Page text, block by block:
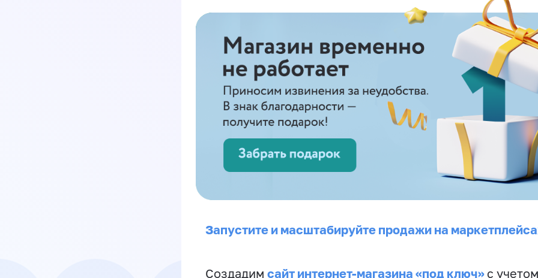
Запустите и масштабируйте продажи на
Создадим сайт интернет-магазина «под ключ» с учетом